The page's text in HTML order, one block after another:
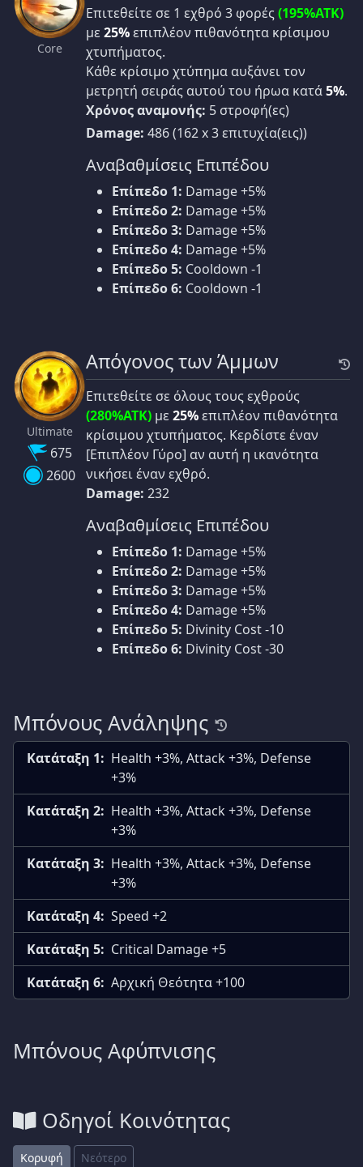
Core
Επιτεθείτε σε 1 εχθρό 3 φορές(195%ATK)
με 25%επιπλέον πιθανότητα κρίσιμου
χτυπήματος.
Κάθε κρίσιμο χτύπημα αυξάνει τον
μετρητή σειράς αυτού του ήρωα κατά5%.
Χρόνος αναμονής: 5 στροφή(ες)
Damage: 486 (162 x 3 επιτυχία(εις))
Αναβαθμίσεις Επιπέδου
Επίπεδο 1: Damage +5%
Επίπεδο 2: Damage +5%
Επίπεδο 3: Damage +5%
Επίπεδο 4: Damage +5%
Επίπεδο 5: Cooldown -1
Επίπεδο 6: Cooldown -1
Ultimate
675
2600
Απόγονος των Άμμων
Επιτεθείτε σε όλους τους εχθρούς
(280%ATK) με 25%επιπλέον πιθανότητα
κρίσιμου χτυπήματος. Κερδίστε έναν
[Επιπλέον Γύρο] αν αυτή η ικανότητα
νικήσει έναν εχθρό.
Damage: 232
Αναβαθμίσεις Επιπέδου
Επίπεδο 1: Damage +5%
Επίπεδο 2: Damage +5%
Επίπεδο 3: Damage +5%
Επίπεδο 4: Damage +5%
Επίπεδο 5: Divinity Cost -10
Επίπεδο 6: Divinity Cost -30
Μπόνους Ανάληψης
Κατάταξη 1: Health +3%, Attack +3%, Defense
+3%
Κατάταξη 2: Health +3%, Attack +3%, Defense
+3%
Κατάταξη 3: Health +3%, Attack +3%, Defense
+3%
Κατάταξη 4: Speed +2
Κατάταξη 5: Critical Damage +5
Κατάταξη 6: Αρχική Θεότητα +100
Μπόνους Αφύπνισης
Οδηγοί Κοινότητας
Κορυφή Νεότερο